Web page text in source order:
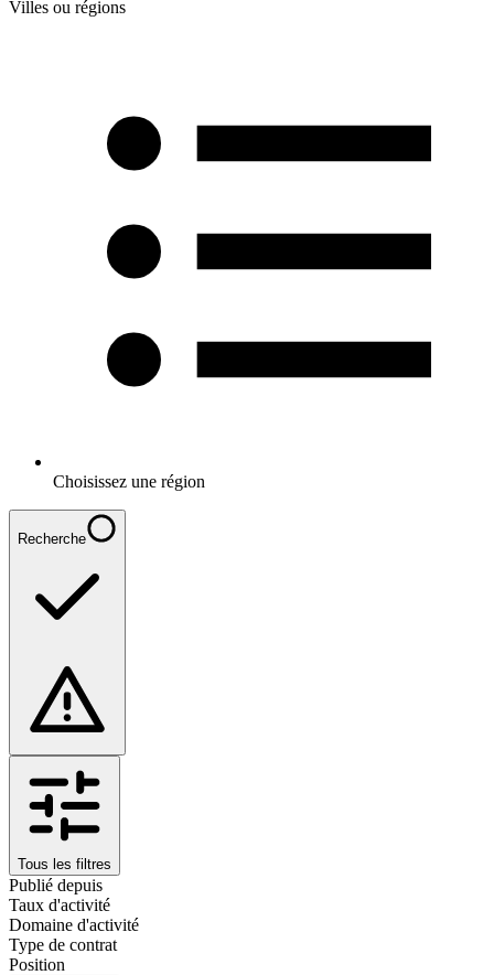
Villes ou régions
Choisissez une région
Recherche
Tous les filtres
Publié depuis
Taux d'activité
Domaine d'activité
Type de contrat
Position